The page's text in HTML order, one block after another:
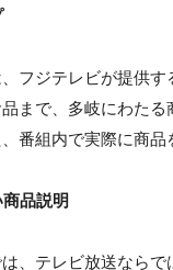
、フジテレビが提供
まで、多岐にわた
番組内で実際に商
品説明
は、テレビ放送なら